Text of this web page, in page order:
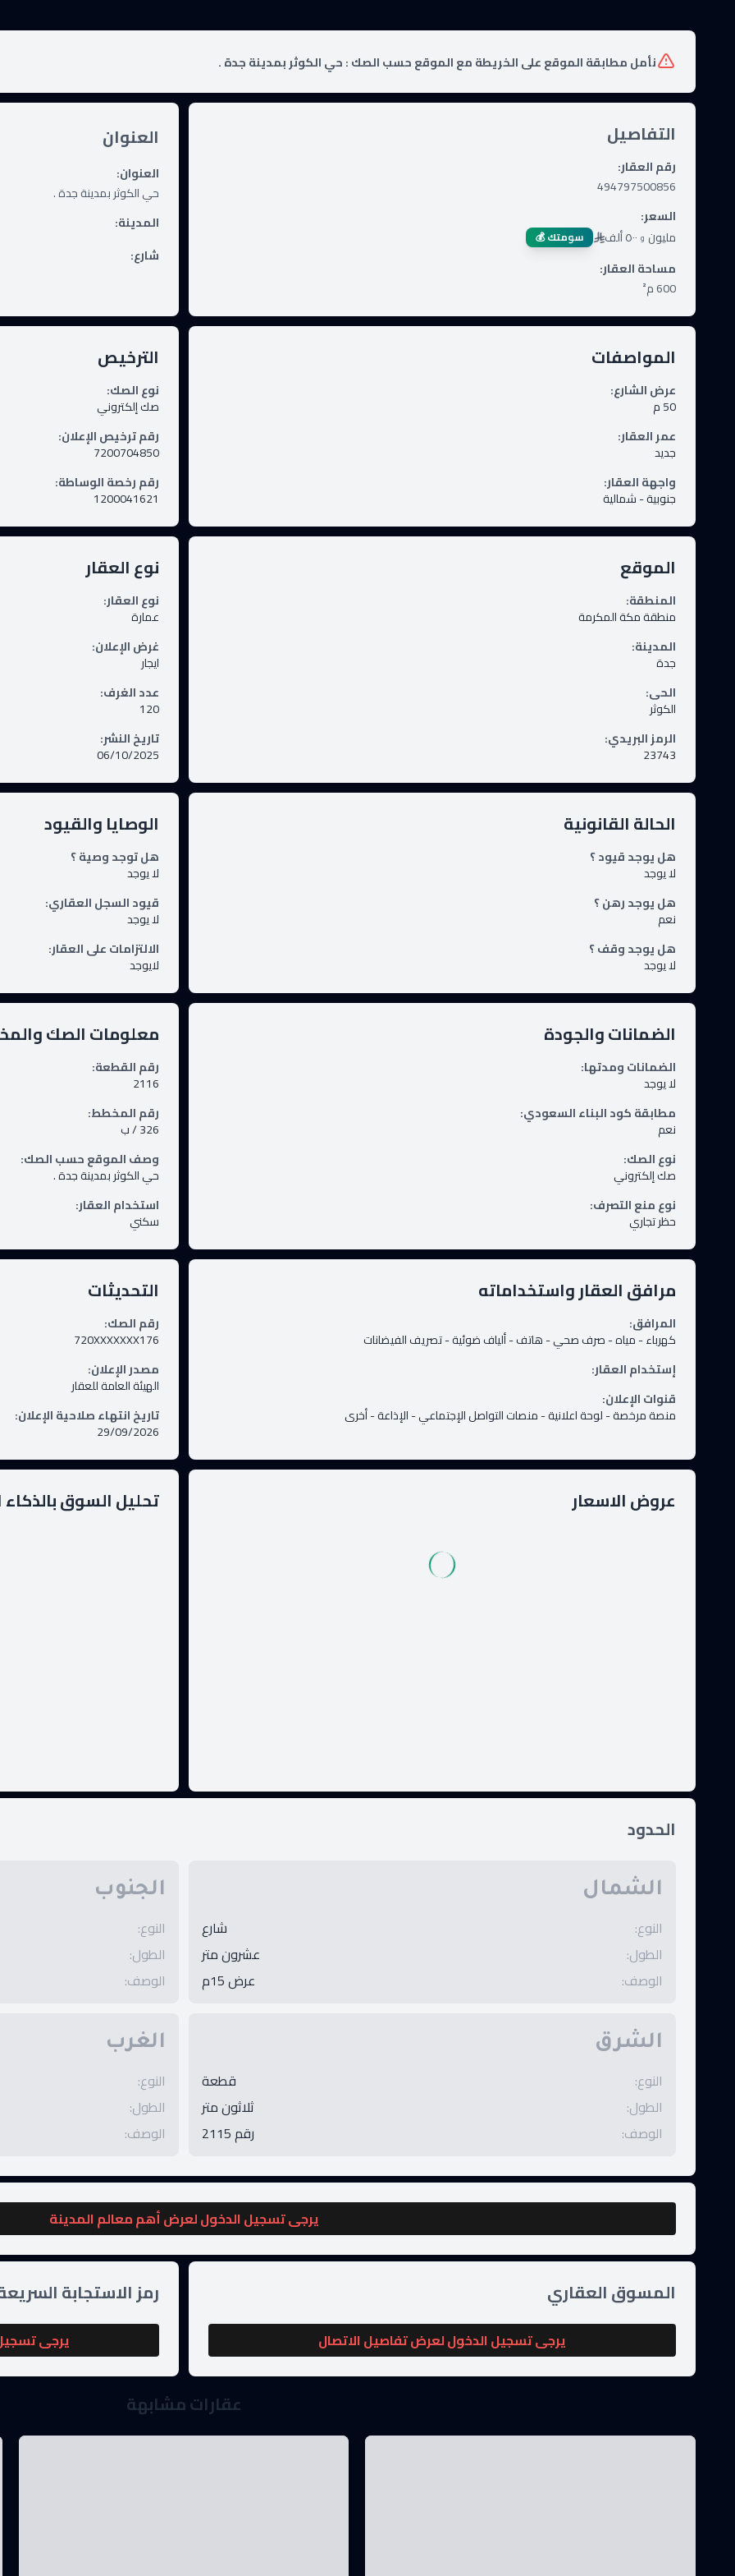
نأمل مطابقة الموقع على الخريطة مع الموقع حسب الصك :حي الكوثر بمدينة جدة .
التفاصيل
رقم العقار:
494797500856
السعر:
مليون و ٥٠٠ ألف سومتك 💰
مساحة العقار:
600م²
العنوان
العنوان:
حي الكوثر بمدينة جدة .
المدينة:
شارع:
المواصفات
عرض الشارع:
50م
عمر العقار:
جديد
واجهة العقار:
جنوبية - شمالية
الترخيص
نوع الصك:
صك إلكتروني
رقم ترخيص الإعلان:
7200704850
رقم رخصة الوساطة:
1200041621
الموقع
المنطقة:
منطقة مكة المكرمة
المدينة:
جدة
الحى:
الكوثر
الرمز البريدي:
23743
نوع العقار
نوع العقار:
عمارة
غرض الإعلان:
ايجار
عدد الغرف:
120
تاريخ النشر:
06/10/2025
الحالة القانونية
هل يوجد قيود ؟
لا يوجد
هل يوجد رهن ؟
نعم
هل يوجد وقف ؟
لا يوجد
الوصايا والقيود
هل توجد وصية ؟
لا يوجد
قيود السجل العقاري:
لا يوجد
الالتزامات على العقار:
لايوجد
الضمانات والجودة
الضمانات ومدتها:
لا يوجد
مطابقة كود البناء السعودي:
نعم
نوع الصك:
صك إلكتروني
نوع منع التصرف:
حظر تجاري
معلومات الصك
رقم القطعة:
2116
رقم المخطط:
326 / ب
وصف الموقع حسب الصك:
حي الكوثر بمدينة جدة .
استخدام العقار:
سكني
مرافق العقار واستخداماته
المرافق:
كهرباء-مياه-صرف صحي-هاتف-ألياف ضوئية-تصريف الفيضانات
إستخدام العقار:
قنوات الإعلان:
منصة مرخصة-لوحة اعلانية-منصات التواصل الإجتماعي-الإذاعة-أخرى
التحديثات
رقم الصك:
720XXXXXXX176
مصدر الإعلان:
الهيئة العامة للعقار
تاريخ انتهاء صلاحية الإعلان:
29/09/2026
عروض الاسعار تحليل السوق
الحدود
الشمال
النوع:
شارع
الطول:
عشرون متر
الوصف: عرض 15م
الجنوب
النوع:
الطول:
الوصف:
الشرق
النوع:
قطعة
الطول:
ثلاثون متر
الوصف: رقم 2115
الغرب
النوع:
الطول:
الوصف:
يرجى تسجيل الدخول لعرض أهم معالم المدينة
المسوق العقاري
يرجى تسجيل الدخول لعرض تفاصيل الاتصال
رمز الاستجابة
يرجى
عقارات مشابهة